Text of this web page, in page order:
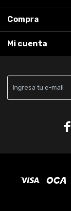

Compra
Mi cuenta